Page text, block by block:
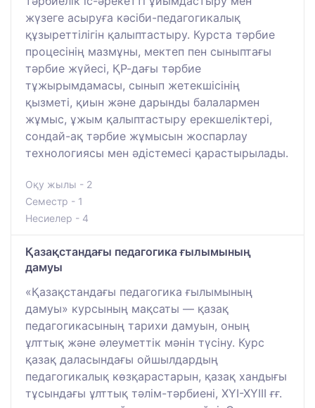
жүзеге асыруға кәсіби-педагогикалық
құзыреттілігін қалыптастыру. Курста тәрбие
процесінің мазмұны, мектеп пен сыныптағы
тәрбие жүйесі, ҚР-дағы тәрбие
тұжырымдамасы, сынып жетекшісінің
қызметі, қиын және дарынды балалармен
жұмыс, ұжым қалыптастыру ерекшеліктері,
сондай-ақ тәрбие жұмысын жоспарлау
технологиясы мен әдістемесі қарастырылады.
Оқу жылы - 2
Семестр - 1
Несиелер - 4
Қазақстандағы педагогика ғылымының
дамуы
«Қазақстандағы педагогика ғылымының
дамуы» курсының мақсаты — қазақ
педагогикасының тарихи дамуын, оның
ұлттық және әлеуметтік мәнін түсіну. Курс
қазақ даласындағы ойшылдардың
педагогикалық көзқарастарын, қазақ хандығы
тұсындағы ұлттық тәлім-тәрбиені, ХҮІ-ХҮІІІ ғғ.